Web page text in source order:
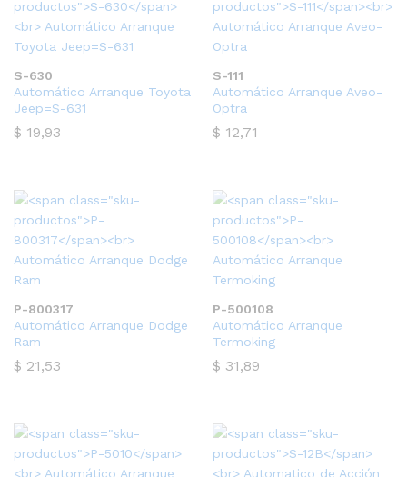
S-630
Automático Arranque Toyota
Jeep=S-631
$ 19,93
S-111
Automático Arranque Aveo-
Optra
$ 12,71
P-800317
Automático Arranque Dodge
Ram
$ 21,53
P-500108
Automático Arranque
Termoking
$ 31,89